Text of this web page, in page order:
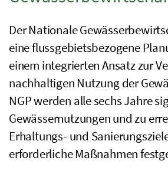
Der Nationale
eine flussgebietsbezogene
einem integrierten Ansatz zur
nachhaltigen Nutzung der
NGPwerden alle sechs Jahre
Gewässernutzungen und zu
Erhaltungs- und
erforderliche Maßnahmen